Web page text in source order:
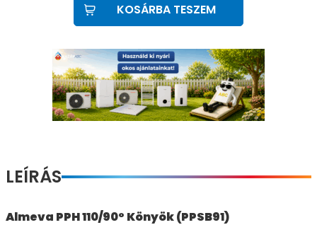
KOSÁRBA TESZEM
LEÍRÁS
Almeva PPH 110/90° Könyök (PPSB91)